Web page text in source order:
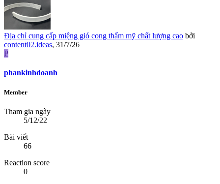
Địa chỉ cung cấp miệng gió cong thẩm mỹ chất lượng cao bởi
content02.ideas, 31/7/26
P
phankinhdoanh
Member
Tham gia ngày
5/12/22
Bài viết
66
Reaction score
0